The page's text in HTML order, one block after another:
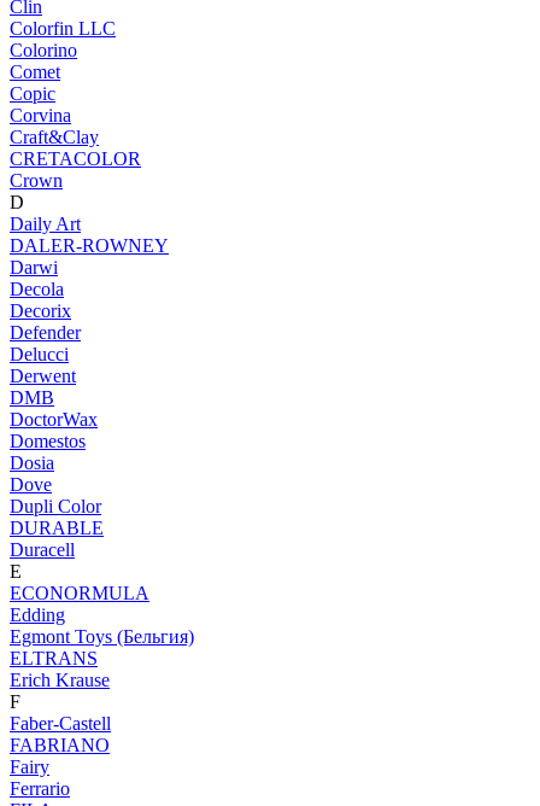
Clin
Colorfin LLC
Colorino
Comet
Copic
Corvina
Craft&Clay
CRETACOLOR
Crown
D
Daily Art
DALER-ROWNEY
Darwi
Decola
Decorix
Defender
Delucci
Derwent
DMB
DoctorWax
Domestos
Dosia
Dove
Dupli Color
DURABLE
Duracell
E
ECONORMULA
Edding
Egmont Toys (Бельгия)
ELTRANS
Erich Krause
F
Faber-Castell
FABRIANO
Fairy
Ferrario